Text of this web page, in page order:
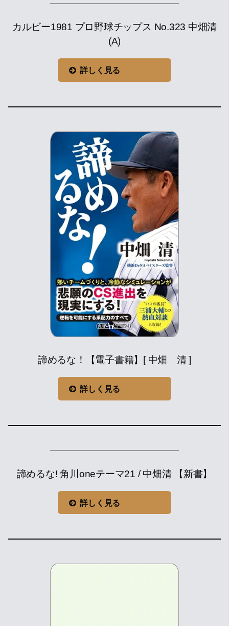
カルビー1981 プロ野球チップス No.323 中畑清
(A)
詳しく見る
諦めるな！【電子書籍】[ 中畑 清 ]
詳しく見る
諦めるな! 角川oneテーマ21 / 中畑清 【新書】
詳しく見る